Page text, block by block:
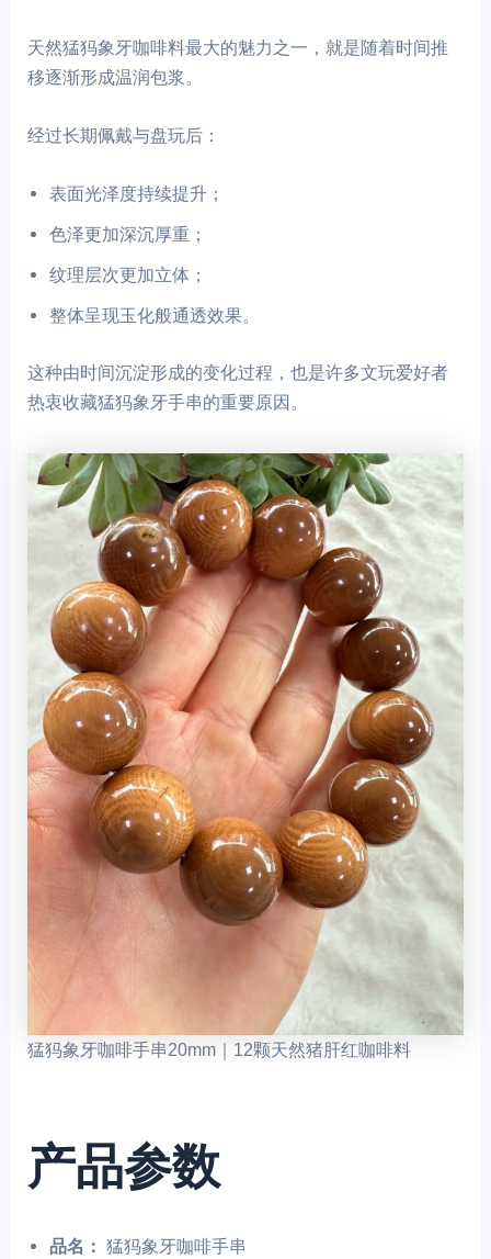
天然猛犸象牙咖啡料最大的魅力之一，就是随着时间推
移逐渐形成温润包浆。
经过长期佩戴与盘玩后：
表面光泽度持续提升；
色泽更加深沉厚重；
纹理层次更加立体；
整体呈现玉化般通透效果。
这种由时间沉淀形成的变化过程，也是许多文玩爱好者
热衷收藏猛犸象牙手串的重要原因。
猛犸象牙咖啡手串20mm｜12颗天然猪肝红咖啡料
产品参数
品名： 猛犸象牙咖啡手串